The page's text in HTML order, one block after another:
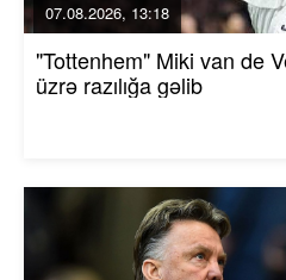
07.08.2026, 13:18
"Tottenhem" Miki van de
üzrə razılığa gəlib